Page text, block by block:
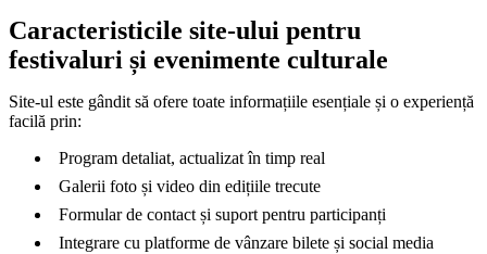
Caracteristicile site-ului pentru
festivaluri și evenimente culturale
Site-ul este gândit să ofere toate informațiile esențiale și o experiență
facilă prin:
Program detaliat, actualizat în timp real
Galerii foto și video din edițiile trecute
Formular de contact și suport pentru participanți
Integrare cu platforme de vânzare bilete și social media